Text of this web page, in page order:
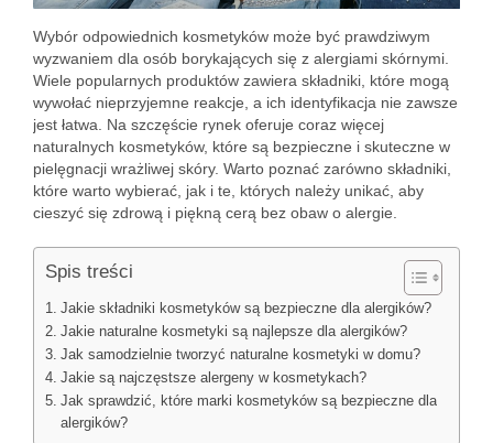
Wybór odpowiednich kosmetyków może być prawdziwym
wyzwaniem dla osób borykających się z alergiami skórnymi.
Wiele popularnych produktów zawiera składniki, które mogą
wywołać nieprzyjemne reakcje, a ich identyfikacja nie zawsze
jest łatwa. Na szczęście rynek oferuje coraz więcej
naturalnych kosmetyków, które są bezpieczne i skuteczne w
pielęgnacji wrażliwej skóry. Warto poznać zarówno składniki,
które warto wybierać, jak i te, których należy unikać, aby
cieszyć się zdrową i piękną cerą bez obaw o alergie.
Spis treści
Jakie składniki kosmetyków są bezpieczne dla alergików?
Jakie naturalne kosmetyki są najlepsze dla alergików?
Jak samodzielnie tworzyć naturalne kosmetyki w domu?
Jakie są najczęstsze alergeny w kosmetykach?
Jak sprawdzić, które marki kosmetyków są bezpieczne dla
alergików?